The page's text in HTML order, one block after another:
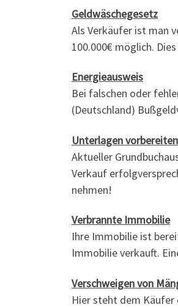
Geldwäschegesetz
Als Verkäufer ist man
100.000€ möglich.
Energieausweis
Bei falschen oder
(Deutschland)
Unterlagen vorbereiten
Aktueller
Verkauf
nehmen!
Verbrannte Immobilie
Ihre Immobilie ist
Immobilie verkauft.
Verschweigen von
Hier steht dem Käufer